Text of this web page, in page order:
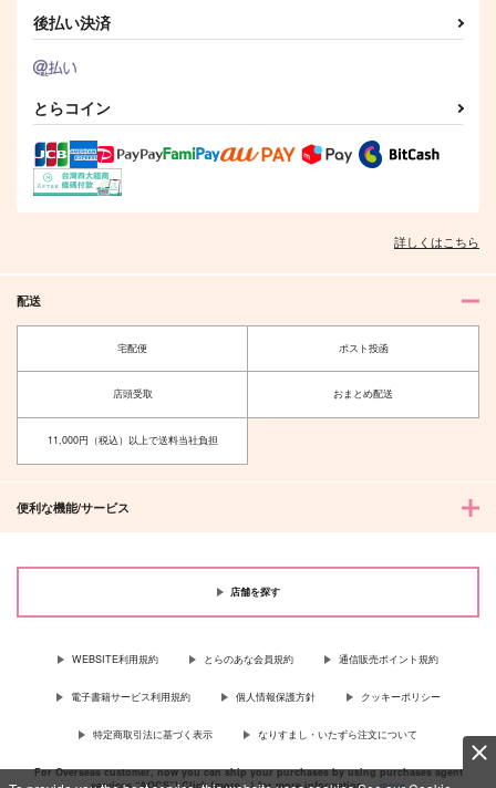
後払い決済
とらコイン
詳しくはこちら
配送
宅配便 ポスト投函
店頭受取 おまとめ配送
11,000円（税込）以上で送料当社負担
便利な機能/サービス
店舗を探す
WEBSITE利用規約 とらのあな会員規約 通信販売ポイント規約
電子書籍サービス利用規約 個人情報保護方針 クッキーポリシー
特定商取引法に基づく表示 なりすまし・いたずら注文について
For Overseas customer, now you can ship your purchases by using purchases agent